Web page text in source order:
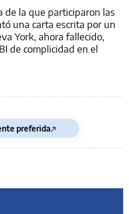
de la que participaron las
una carta escrita por un
York, ahora fallecido,
de complicidad en el
preferida